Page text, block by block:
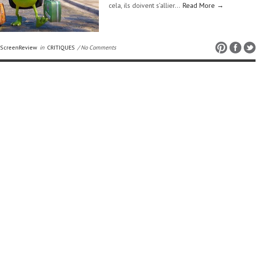
cela, ils doivent s’allier… Read More →
ScreenReview in CRITIQUES / No Comments